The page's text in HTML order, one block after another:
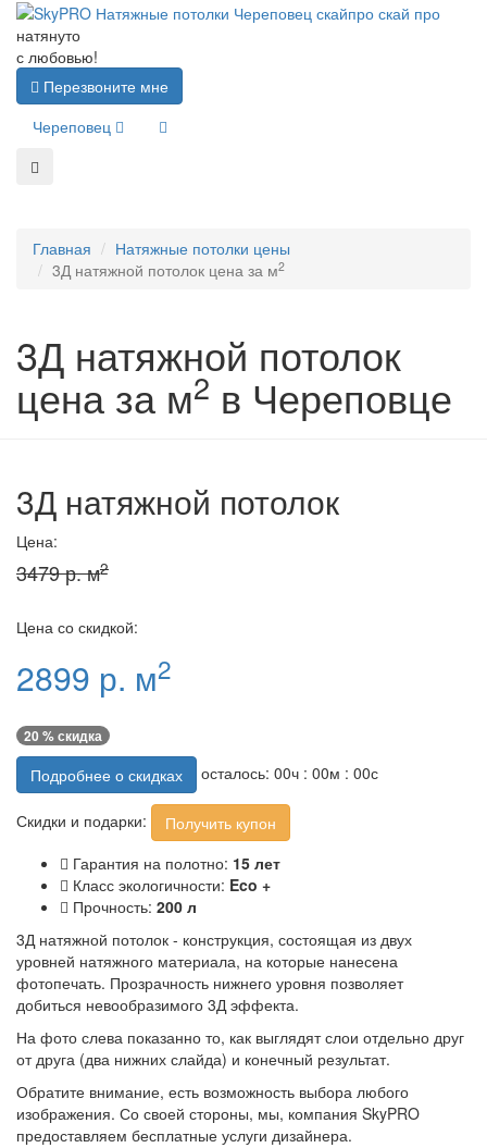
натянуто
с любовью!
Перезвоните мне
Череповец
Главная
Натяжные потолки цены
3Д натяжной потолок цена за м2
3Д натяжной потолок
цена за м2 в Череповце
3Д натяжной потолок
Цена:
3479 р. м2
Цена со скидкой:
2899 р. м2
20 % скидка
Подробнее о скидках осталось: 00ч : 00м : 00с
Скидки и подарки:
Получить купон
Гарантия на полотно: 15 лет
Класс экологичности: Eco +
Прочность: 200 л
3Д натяжной потолок - конструкция, состоящая из двух
уровней натяжного материала, на которые нанесена
фотопечать. Прозрачность нижнего уровня позволяет
добиться невообразимого 3Д эффекта.
На фото слева показанно то, как выглядят слои отдельно друг
от друга (два нижних слайда) и конечный результат.
Обратите внимание, есть возможность выбора любого
изображения. Со своей стороны, мы, компания SkyPRO
предоставляем бесплатные услуги дизайнера.